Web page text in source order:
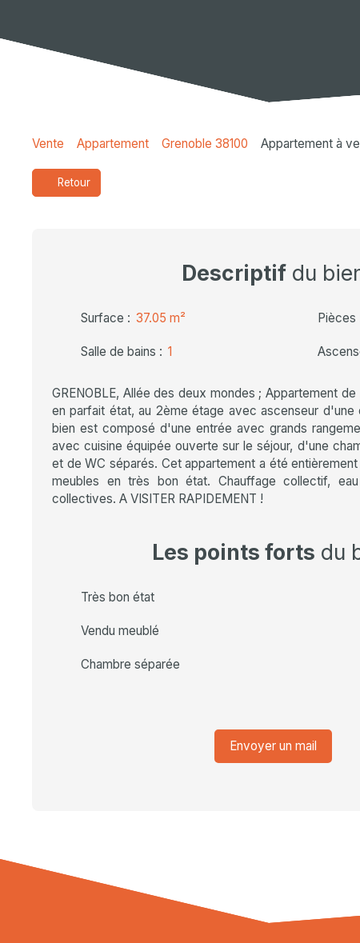
Vente Appartement Grenoble 38100 Appartement à
Retour
Descriptifdu
Surface : 37.05 m² Pièces
Salle de bains : 1
GRENOBLE, Allée des deux mondes ; Appartement
en parfait état, au 2ème étage avec ascenseur d'une
bien est composé d'une entrée avec grands
avec cuisine équipée ouverte sur le séjour, d'une
et de WC séparés. Cet appartement a été
meubles en très bon état. Chauffage collectif,
collectives. A VISITER RAPIDEMENT !
Les points forts du
Très bon état
Vendu meublé
Chambre séparée
Envoyer un mail